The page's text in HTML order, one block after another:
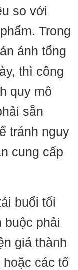
so với
Trong
ánh tổng
thì công
quy mô
sẵn
tránh nguy
cung cấp
buổi tối
buộc phải
giá thành
các tổ